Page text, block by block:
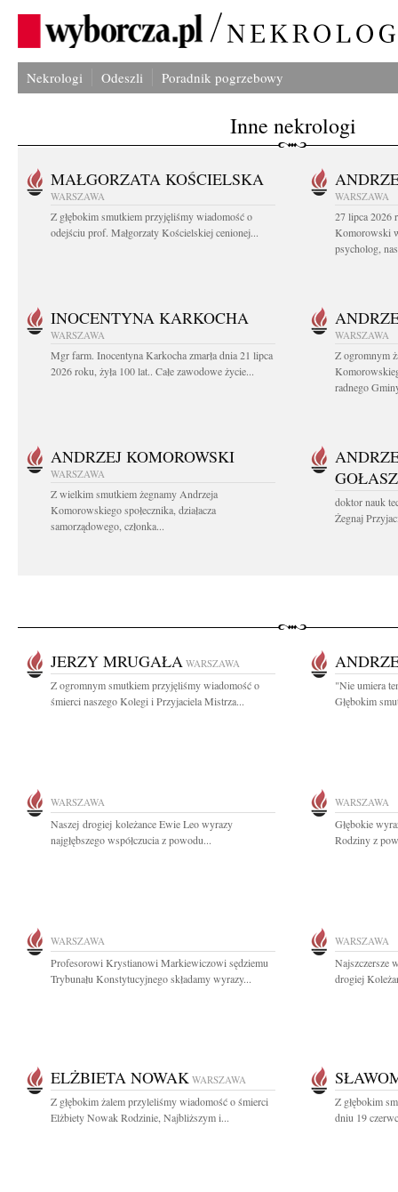
Nekrologi Odeszli Poradnik pogrzebowy
Inne nekrologi
MAŁGORZATA KOŚCIELSKA
WARSZAWA
Z głębokim smutkiem przyjęliśmy wiadomość o
odejściu prof. Małgorzaty Kościelskiej cenionej...
WARSZAWA
27 lipca 2026
Komorowski
psycholog,
INOCENTYNA KARKOCHA
WARSZAWA
Mgr farm. Inocentyna Karkocha zmarła dnia 21 lipca
2026 roku, żyła 100 lat.. Całe zawodowe życie...
WARSZAWA
Z ogromnym
radnego
ANDRZEJ KOMOROWSKI
WARSZAWA
Z wielkim smutkiem żegnamy Andrzeja
Komorowskiego społecznika, działacza
samorządowego, członka...
doktor nauk
Żegnaj
JERZY MRUGAŁA WARSZAWA
Z ogromnym smutkiem przyjęliśmy wiadomość o
śmierci naszego Kolegi i Przyjaciela Mistrza...
"Nie umiera
Głębokim
WARSZAWA
Naszej drogiej koleżance Ewie Leo wyrazy
najgłębszego współczucia z powodu...
WARSZAWA
Głębokie
Rodziny z
WARSZAWA
Profesorowi Krystianowi Markiewiczowi sędziemu
Trybunału Konstytucyjnego składamy wyrazy...
WARSZAWA
Najszczersze
drogiej
ELŻBIETA NOWAK WARSZAWA
Z głębokim żalem przyleliśmy wiadomość o śmierci
Elżbiety Nowak Rodzinie, Najbliższym i...
Z głębokim
dniu 19